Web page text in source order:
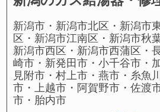
新潟市・新潟市北区・新潟市
区・新潟市江南区・新潟市秋
新潟市西区・新潟市西蒲区・
崎市・新発田市・小千谷市・
見附市・村上市・燕市・糸魚
市・上越市・阿賀野市・佐渡
市・胎内市